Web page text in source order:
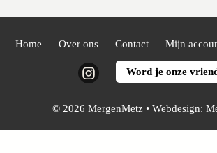
Home Over ons Contact Mijn
InstagramWord je onze
© 2026 MergenMetz • Webdesign: